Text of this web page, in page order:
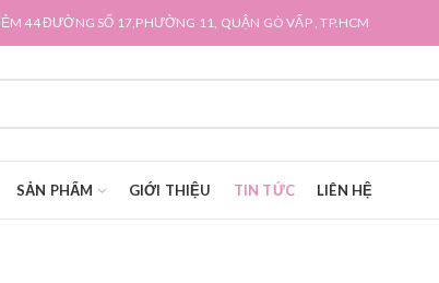
44 ĐƯỜNG SỐ 17,PHƯỜNG 11, QUẬN GÒ VẤP , TP.HCM
SẢN PHẨM GIỚI THIỆU TIN TỨC LIÊN HỆ